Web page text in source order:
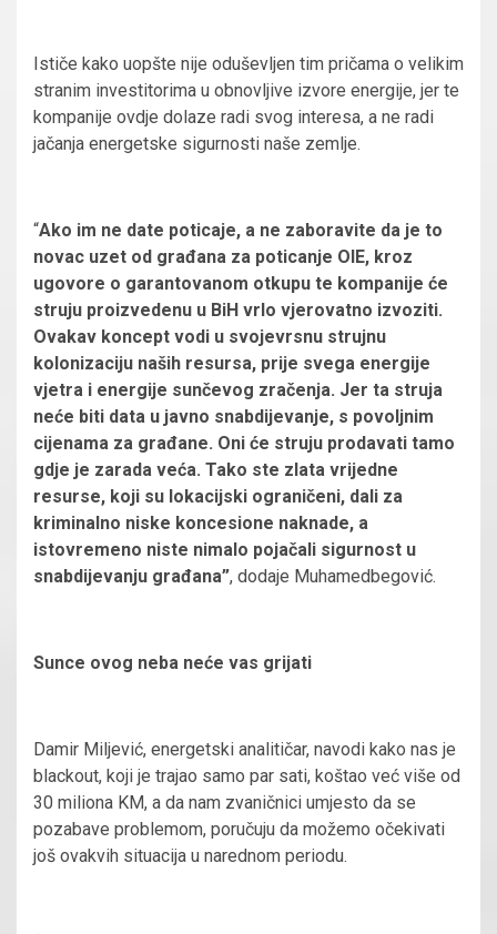
Ističe kako uopšte nije oduševljen tim pričama o velikim
stranim investitorima u obnovljive izvore energije, jer te
kompanije ovdje dolaze radi svog interesa, a ne radi
jačanja energetske sigurnosti naše zemlje.
“Ako im ne date poticaje, a ne zaboravite da je to
novac uzet od građana za poticanje OIE, kroz
ugovore o garantovanom otkupu te kompanije će
struju proizvedenu u BiH vrlo vjerovatno izvoziti.
Ovakav koncept vodi u svojevrsnu strujnu
kolonizaciju naših resursa, prije svega energije
vjetra i energije sunčevog zračenja. Jer ta struja
neće biti data u javno snabdijevanje, s povoljnim
cijenama za građane. Oni će struju prodavati tamo
gdje je zarada veća. Tako ste zlata vrijedne
resurse, koji su lokacijski ograničeni, dali za
kriminalno niske koncesione naknade, a
istovremeno niste nimalo pojačali sigurnost u
snabdijevanju građana”, dodaje Muhamedbegović.
Sunce ovog neba neće vas grijati
Damir Miljević, energetski analitičar, navodi kako nas je
blackout, koji je trajao samo par sati, koštao već više od
30 miliona KM, a da nam zvaničnici umjesto da se
pozabave problemom, poručuju da možemo očekivati
još ovakvih situacija u narednom periodu.